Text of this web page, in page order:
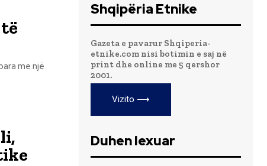
me një
Shqipëria Etnike
Gazeta e pavarur Shqiperia-
etnike.com nisi botimin e saj në
print dhe online me 5 qershor
2001.
Vizito ⟶
Duhen lexuar